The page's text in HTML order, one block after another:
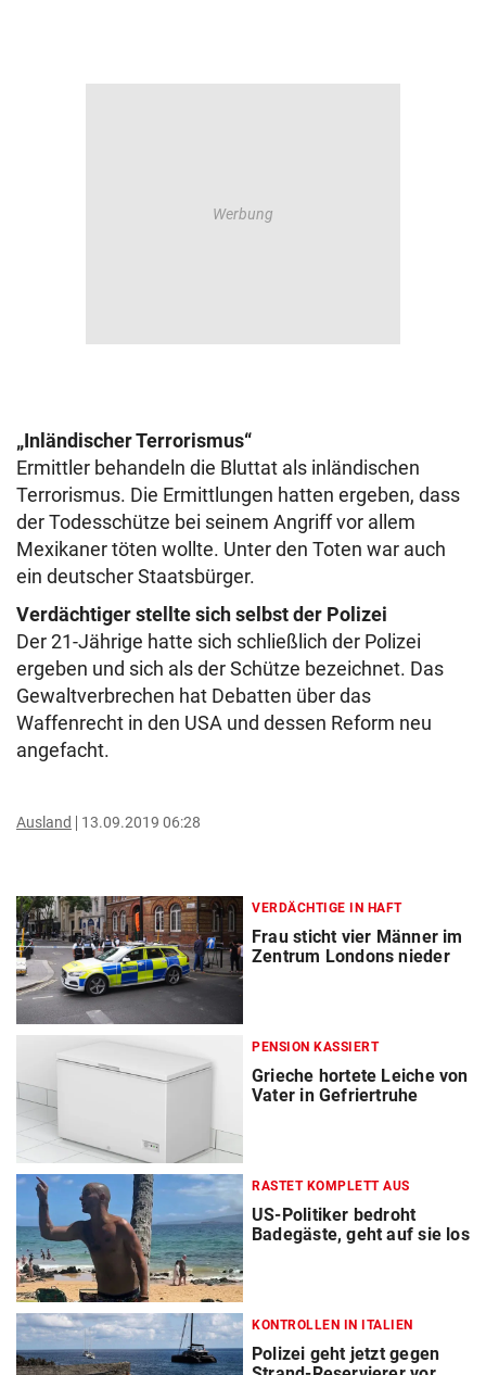
„Inländischer Terrorismus“
Ermittler behandeln die Bluttat als inländischen
Terrorismus. Die Ermittlungen hatten ergeben, dass
der Todesschütze bei seinem Angriff vor allem
Mexikaner töten wollte. Unter den Toten war auch
ein deutscher Staatsbürger.
Verdächtiger stellte sich selbst der Polizei
Der 21-Jährige hatte sich schließlich der Polizei
ergeben und sich als der Schütze bezeichnet. Das
Gewaltverbrechen hat Debatten über das
Waffenrecht in den USA und dessen Reform neu
angefacht.
Ausland 13.09.2019 06:28
VERDÄCHTIGE IN HAFT
Frau sticht vier Männer im
Zentrum Londons nieder
PENSION KASSIERT
Grieche hortete Leiche von
Vater in Gefriertruhe
RASTET KOMPLETT AUS
US-Politiker bedroht
Badegäste, geht auf sie los
KONTROLLEN IN ITALIEN
Polizei geht jetzt gegen